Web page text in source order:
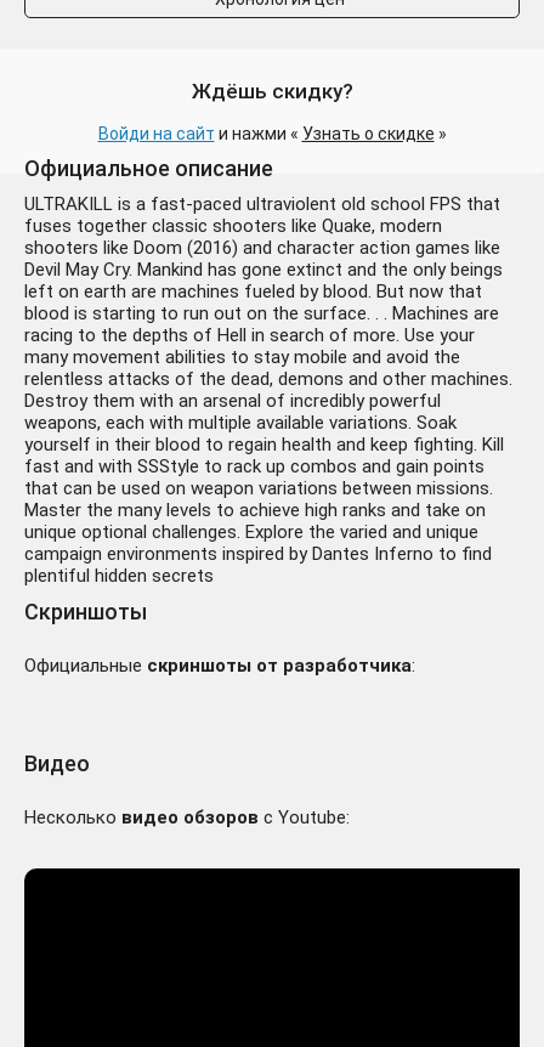
Ждёшь скидку?
Войди на сайт и нажми « Узнать о скидке »
Официальное описание
ULTRAKILL is a fast-paced ultraviolent old school FPS that
fuses together classic shooters like Quake, modern
shooters like Doom (2016) and character action games like
Devil May Cry. Mankind has gone extinct and the only beings
left on earth are machines fueled by blood. But now that
blood is starting to run out on the surface. . . Machines are
racing to the depths of Hell in search of more. Use your
many movement abilities to stay mobile and avoid the
relentless attacks of the dead, demons and other machines.
Destroy them with an arsenal of incredibly powerful
weapons, each with multiple available variations. Soak
yourself in their blood to regain health and keep fighting. Kill
fast and with SSStyle to rack up combos and gain points
that can be used on weapon variations between missions.
Master the many levels to achieve high ranks and take on
unique optional challenges. Explore the varied and unique
campaign environments inspired by Dantes Inferno to find
plentiful hidden secrets
Скриншоты
Официальные скриншоты от разработчика:
Видео
Несколько видео обзоров с Youtube: